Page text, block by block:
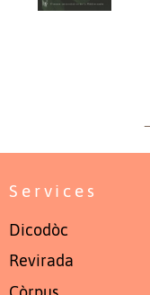
Services
Dicodòc
Revirada